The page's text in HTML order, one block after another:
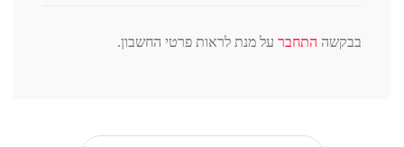
בבקשה התחבר על מנת לראות פרטי החשבון.